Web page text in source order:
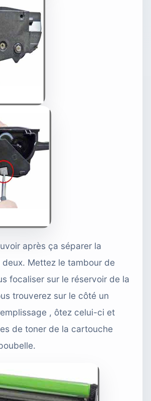
après ça séparer la
Mettez le tambour de
focaliser sur le réservoir de la
trouverez sur le côté un
, ôtez celui-ci et
de toner de la cartouche